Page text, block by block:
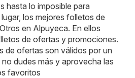
hasta lo imposible para
los mejores folletos de
en Alpuyeca. En ellos
de ofertas y promociones.
de ofertas son válidos por un
dudes más y aprovecha las
favoritos